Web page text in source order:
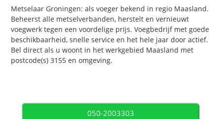
Metselaar Groningen: als voeger bekend in regio Maasland.
Beheerst alle metselverbanden, herstelt en vernieuwt
voegwerk tegen een voordelige prijs. Voegbedrijf met goede
beschikbaarheid, snelle service en het hele jaar door actief.
Bel direct als u woont in het werkgebied Maasland met
postcode(s) 3155 en omgeving.
050-2003303